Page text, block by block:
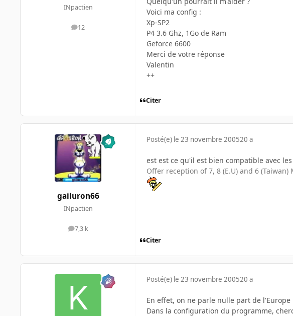
INpactien
12
messages
Voici ma config :
Xp-SP2
P4 3.6 Ghz, 1Go de Ram
Geforce 6600
Merci de votre réponse
Valentin
++
Citer
gailuron66
INpactien
7,3 k
messages
Posté(e) le 23 novembre 200520 a
est est ce qu'il est bien compatible avec
Offer reception of 7, 8 (E.U) and 6 (Taiwan)
Citer
Posté(e) le 23 novembre 200520 a
En effet, on ne parle nulle part de
Dans la configuration du programme,